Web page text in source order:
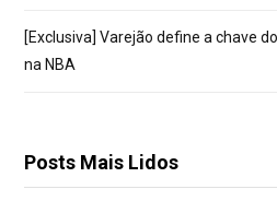
[Exclusiva] Varejão define a chave
na NBA
Posts Mais Lidos